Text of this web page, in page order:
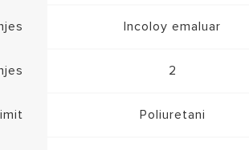
Incoloy emaluar
2
Poliuretani